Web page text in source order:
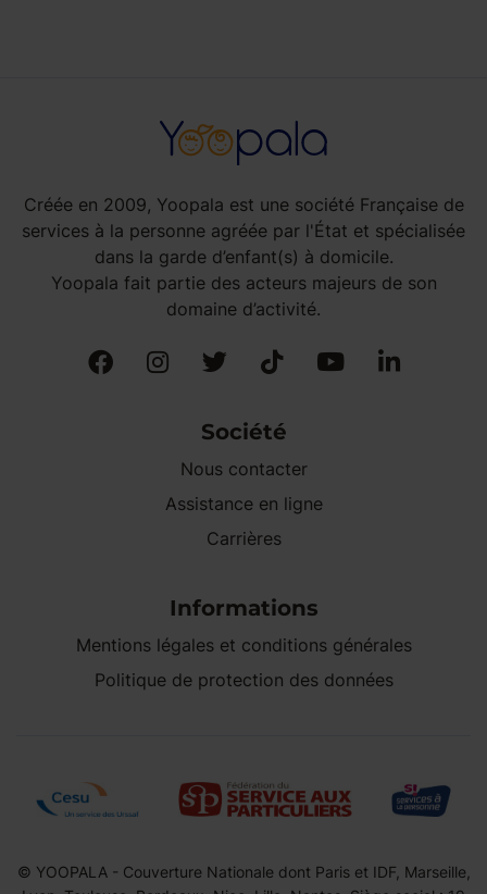
Créée en 2009, Yoopala est une société Française de
services à la personne agréée par l'État et spécialisée
dans la garde d’enfant(s) à domicile.
Yoopala fait partie des acteurs majeurs de son
domaine d’activité.
Société
Nous contacter
Assistance en ligne
Carrières
Informations
Mentions légales et conditions générales
Politique de protection des données
© YOOPALA - Couverture Nationale dont Paris et IDF, Marseille,